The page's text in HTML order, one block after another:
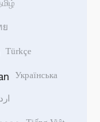
ย
Türkçe
Українська